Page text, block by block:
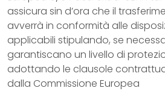
assicura sin d’ora che il
avverrà in conformità alle
applicabili stipulando, se
garantiscano un livello di
adottando le clausole
dalla Commissione Europea